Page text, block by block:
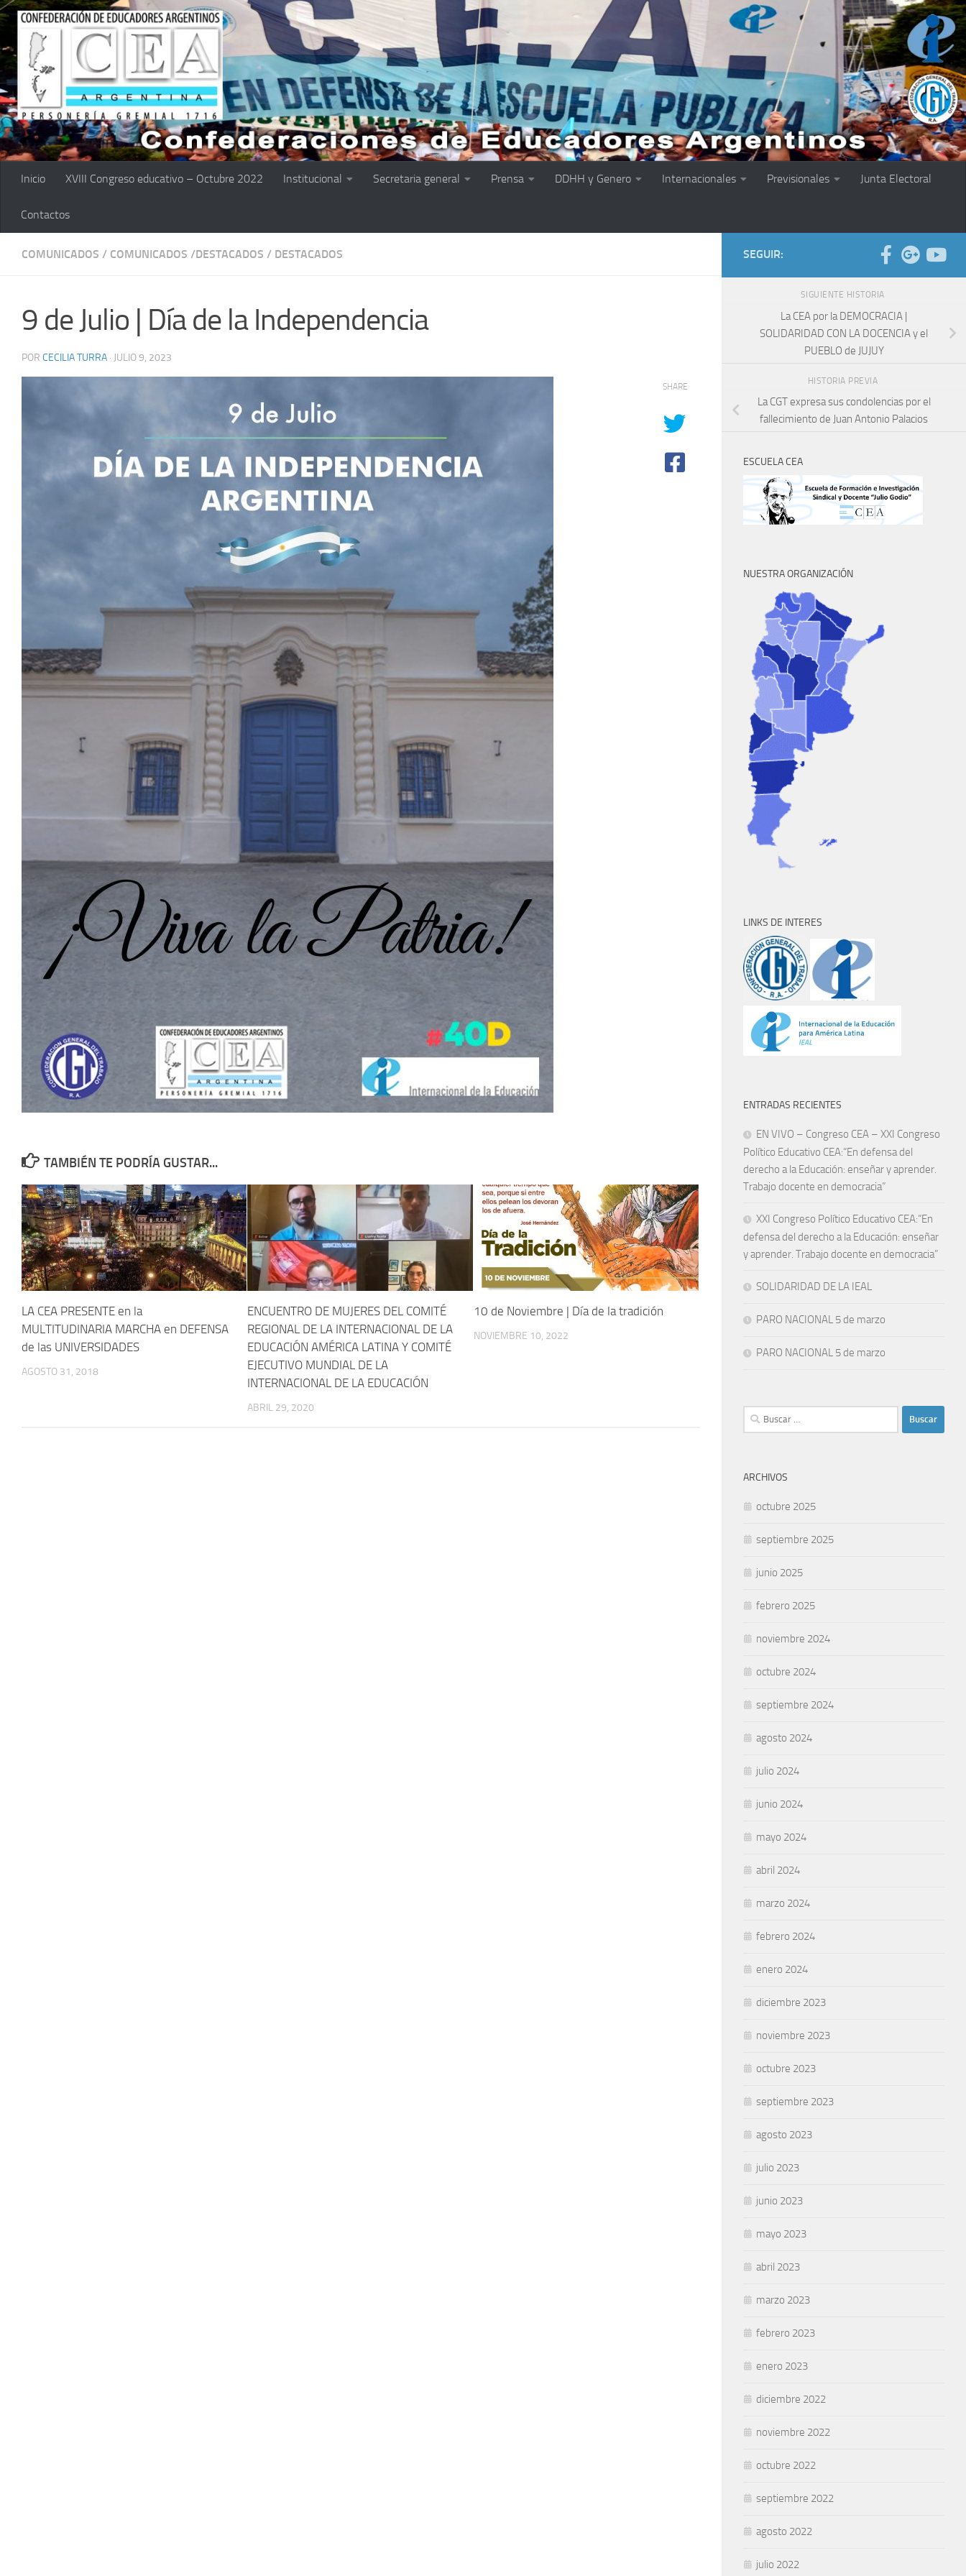
Saltar al contenido
Inicio XVIII Congreso educativo – Octubre 2022 Institucional Secretaria general Prensa DDHH y Genero Internacionales Previsionales Junta Electoral
Contactos
COMUNICADOS / COMUNICADOS /DESTACADOS / DESTACADOS
9 de Julio | Día de la Independencia
POR CECILIA TURRA · JULIO 9, 2023
SHARE
TAMBIÉN TE PODRÍA GUSTAR...
LA CEA PRESENTE en la
MULTITUDINARIA MARCHA en DEFENSA
de las UNIVERSIDADES
AGOSTO 31, 2018
ENCUENTRO DE MUJERES DEL COMITÉ
REGIONAL DE LA INTERNACIONAL DE LA
EDUCACIÓN AMÉRICA LATINA Y COMITÉ
EJECUTIVO MUNDIAL DE LA
INTERNACIONAL DE LA EDUCACIÓN
ABRIL 29, 2020
10 de Noviembre | Día de la tradición
NOVIEMBRE 10, 2022
SEGUIR:
SIGUIENTE HISTORIA
La CEA por la DEMOCRACIA |
SOLIDARIDAD CON LA DOCENCIA y el
PUEBLO de JUJUY
HISTORIA PREVIA
La CGT expresa sus condolencias por el
fallecimiento de Juan Antonio Palacios
ESCUELA CEA
NUESTRA ORGANIZACIÓN
LINKS DE INTERES
ENTRADAS RECIENTES
EN VIVO – Congreso CEA – XXI Congreso
Político Educativo CEA:“En defensa del
derecho a la Educación: enseñar y aprender.
Trabajo docente en democracia”
XXI Congreso Político Educativo CEA:“En
defensa del derecho a la Educación: enseñar
y aprender. Trabajo docente en democracia”
SOLIDARIDAD DE LA IEAL
PARO NACIONAL 5 de marzo
PARO NACIONAL 5 de marzo
Buscar:
ARCHIVOS
octubre 2025
septiembre 2025
junio 2025
febrero 2025
noviembre 2024
octubre 2024
septiembre 2024
agosto 2024
julio 2024
junio 2024
mayo 2024
abril 2024
marzo 2024
febrero 2024
enero 2024
diciembre 2023
noviembre 2023
octubre 2023
septiembre 2023
agosto 2023
julio 2023
junio 2023
mayo 2023
abril 2023
marzo 2023
febrero 2023
enero 2023
diciembre 2022
noviembre 2022
octubre 2022
septiembre 2022
agosto 2022
julio 2022